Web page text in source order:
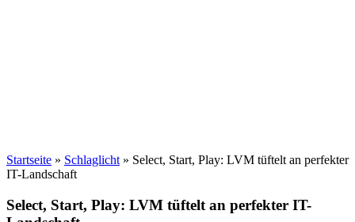
Startseite » Schlaglicht » Select, Start, Play: LVM tüftelt an perfekter
IT-Landschaft
Select, Start, Play: LVM tüftelt an perfekter IT-